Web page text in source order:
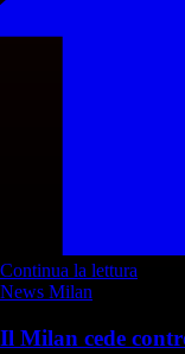
Continua la lettura
News Milan
Il Milan cede